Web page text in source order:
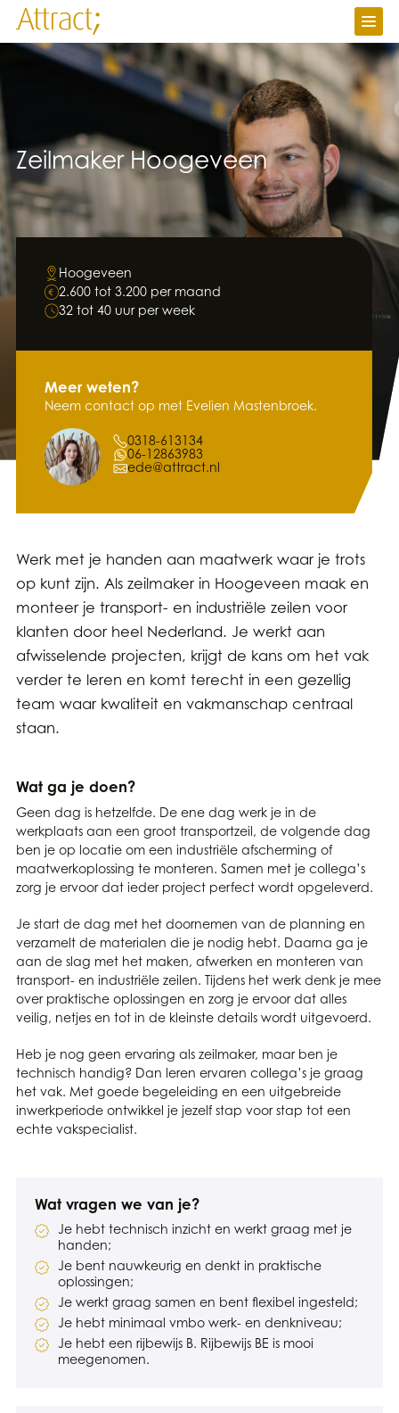
Vacatures
Ik zoek werk
Ik zoek personeel
Nieuws
Zeilmaker Hoogeveen
Hoogeveen
2.600 tot 3.200 per maand
32 tot 40 uur per week
Meer weten?
Neem contact op met Evelien Mastenbroek.
0318-613134
06-12863983
ede@attract.nl
Werk met je handen aan maatwerk waar je trots
op kunt zijn. Als zeilmaker in Hoogeveen maak en
monteer je transport- en industriële zeilen voor
klanten door heel Nederland. Je werkt aan
afwisselende projecten, krijgt de kans om het vak
verder te leren en komt terecht in een gezellig
team waar kwaliteit en vakmanschap centraal
staan.
Wat ga je doen?
Geen dag is hetzelfde. De ene dag werk je in de
werkplaats aan een groot transportzeil, de volgende dag
ben je op locatie om een industriële afscherming of
maatwerkoplossing te monteren. Samen met je collega’s
zorg je ervoor dat ieder project perfect wordt opgeleverd.
Je start de dag met het doornemen van de planning en
verzamelt de materialen die je nodig hebt. Daarna ga je
aan de slag met het maken, afwerken en monteren van
transport- en industriële zeilen. Tijdens het werk denk je mee
over praktische oplossingen en zorg je ervoor dat alles
veilig, netjes en tot in de kleinste details wordt uitgevoerd.
Heb je nog geen ervaring als zeilmaker, maar ben je
technisch handig? Dan leren ervaren collega’s je graag
het vak. Met goede begeleiding en een uitgebreide
inwerkperiode ontwikkel je jezelf stap voor stap tot een
echte vakspecialist.
Wat vragen we van je?
Je hebt technisch inzicht en werkt graag met je
handen;
Je bent nauwkeurig en denkt in praktische
oplossingen;
Je werkt graag samen en bent flexibel ingesteld;
Je hebt minimaal vmbo werk- en denkniveau;
Je hebt een rijbewijs B. Rijbewijs BE is mooi
meegenomen.